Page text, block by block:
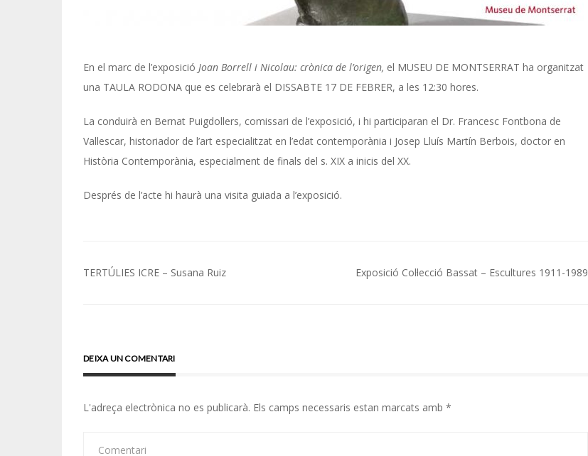
En el marc de l’exposició Joan Borrell i Nicolau: crònica de l’origen, el MUSEU DE MONTSERRAT ha organitzat
una TAULA RODONA que es celebrarà el DISSABTE 17 DE FEBRER, a les 12:30 hores.
La conduirà en Bernat Puigdollers, comissari de l’exposició, i hi participaran el Dr. Francesc Fontbona de
Vallescar, historiador de l’art especialitzat en l’edat contemporània i Josep Lluís Martín Berbois, doctor en
Història Contemporània, especialment de finals del s. XIX a inicis del XX.
Després de l’acte hi haurà una visita guiada a l’exposició.
Navegació
TERTÚLIES ICRE – Susana Ruiz Exposició Col·lecció Bassat – Escultures 1911-1989
DEIXA UN COMENTARI
L'adreça electrònica no es publicarà. Els camps necessaris estan marcats amb *